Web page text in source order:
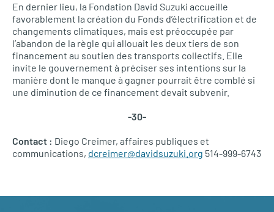
En dernier lieu, la Fondation David Suzuki accueille
favorablement la création du Fonds d’électrification et de
changements climatiques, mais est préoccupée par
l’abandon de la règle qui allouait les deux tiers de son
financement au soutien des transports collectifs. Elle
invite le gouvernement à préciser ses intentions sur la
manière dont le manque à gagner pourrait être comblé si
une diminution de ce financement devait subvenir.
-30-
Contact : Diego Creimer, affaires publiques et
communications, dcreimer@davidsuzuki.org 514-999-6743